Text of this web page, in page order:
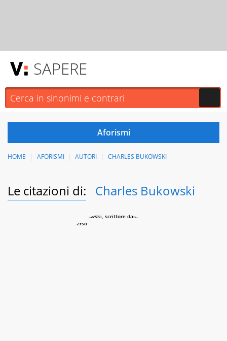
SAPERE
HOME AFORISMI AUTORI CHARLES BUKOWSKI
Le citazioni di: Charles Bukowski